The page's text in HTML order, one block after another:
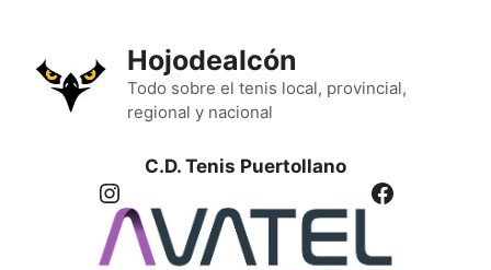
contenido
Hojodealcón
Todo sobre el tenis local, provincial,
regional y nacional
C.D. Tenis Puertollano
Instagram Facebook